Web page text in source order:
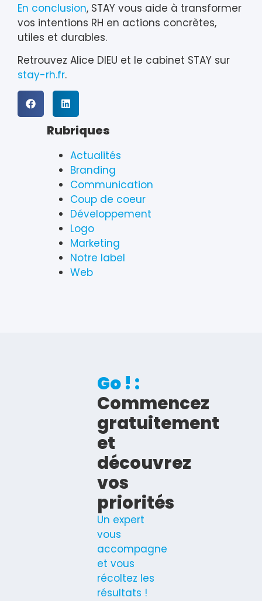
En conclusion, STAY vous aide à transformer
vos intentions RH en actions concrètes,
utiles et durables.
Retrouvez Alice DIEU et le cabinet STAY sur
stay-rh.fr.
Rubriques
Actualités
Branding
Communication
Coup de coeur
Développement
Logo
Marketing
Notre label
Web
Go ! :
Commencez
gratuitement
et
découvrez
vos
priorités
Un expert
vous
accompagne
et vous
récoltez les
résultats !